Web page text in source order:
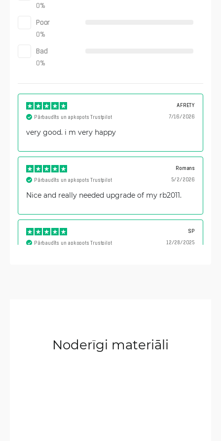
0%
Poor
0%
Bad
0%
AFRETY
7/16/2026
Pārbaudīts un apkopots Trustpilot
very good. i m very happy
Romans
5/2/2026
Pārbaudīts un apkopots Trustpilot
Nice and really needed upgrade of my rb2011.
SP
12/28/2025
Pārbaudīts un apkopots Trustpilot
Pārbaudīts un apkopots Trustpilot
Noderīgi materiāli